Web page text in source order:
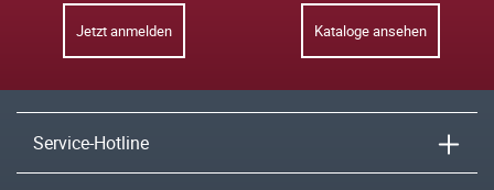
Jetzt anmelden Kataloge ansehen
Service-Hotline